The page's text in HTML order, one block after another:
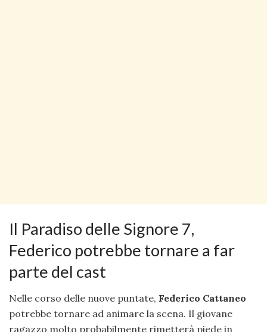
Il Paradiso delle Signore 7,
Federico potrebbe tornare a far
parte del cast
Nelle corso delle nuove puntate, Federico Cattaneo
potrebbe tornare ad animare la scena. Il giovane
ragazzo molto probabilmente rimetterà piede in